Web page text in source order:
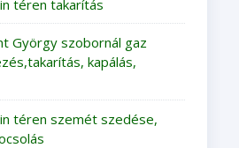
téren takarítás
György szobornál gaz
kapálás,
téren szemét szedése,